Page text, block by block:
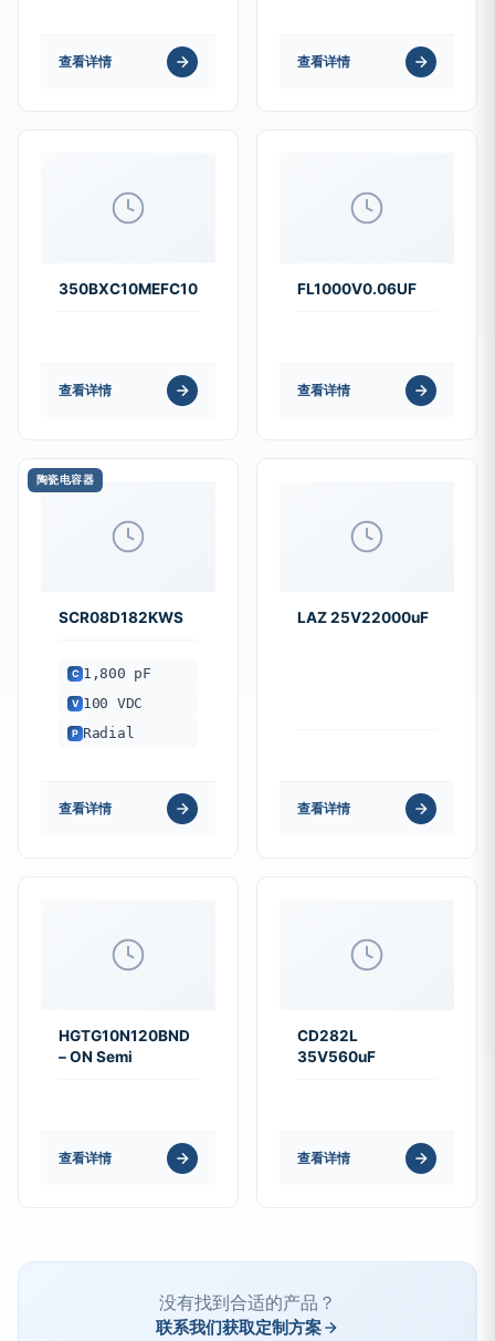
查看详情 查看详情
350BXC10MEFC10X20
查看详情
FL1000V0.06UF
查看详情
陶瓷电容器
SCR08D182KWS
C 1,800 pF
V 100 VDC
P Radial
查看详情
LAZ 25V22000uF
查看详情
HGTG10N120BND
– ON Semi
查看详情
CD282L
35V560uF
查看详情
没有找到合适的产品？
联系我们获取定制方案